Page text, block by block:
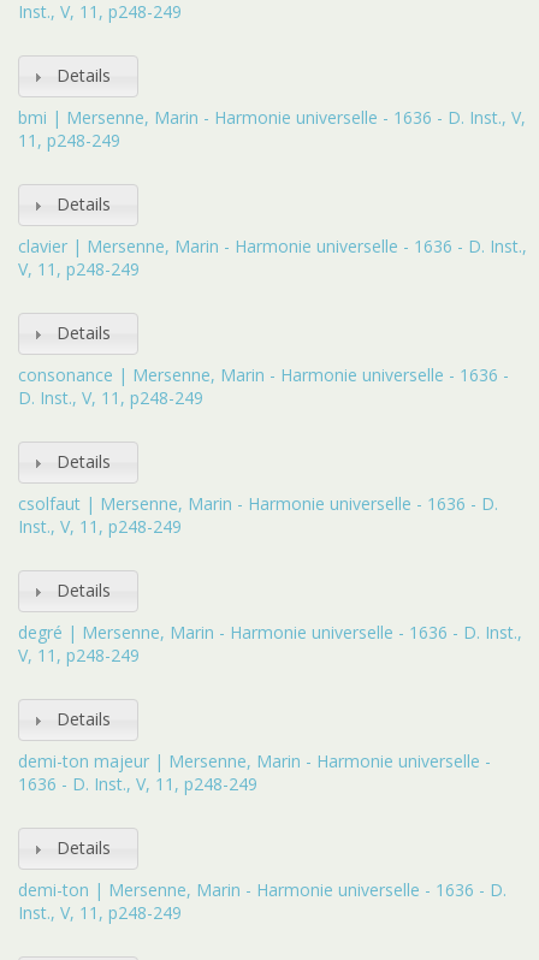
Inst., V, 11, p248-249
Details
bmi | Mersenne, Marin - Harmonie universelle - 1636 - D. Inst., V,
11, p248-249
Details
clavier | Mersenne, Marin - Harmonie universelle - 1636 - D. Inst.,
V, 11, p248-249
Details
consonance | Mersenne, Marin - Harmonie universelle - 1636 -
D. Inst., V, 11, p248-249
Details
csolfaut | Mersenne, Marin - Harmonie universelle - 1636 - D.
Inst., V, 11, p248-249
Details
degré | Mersenne, Marin - Harmonie universelle - 1636 - D. Inst.,
V, 11, p248-249
Details
demi-ton majeur | Mersenne, Marin - Harmonie universelle -
1636 - D. Inst., V, 11, p248-249
Details
demi-ton | Mersenne, Marin - Harmonie universelle - 1636 - D.
Inst., V, 11, p248-249